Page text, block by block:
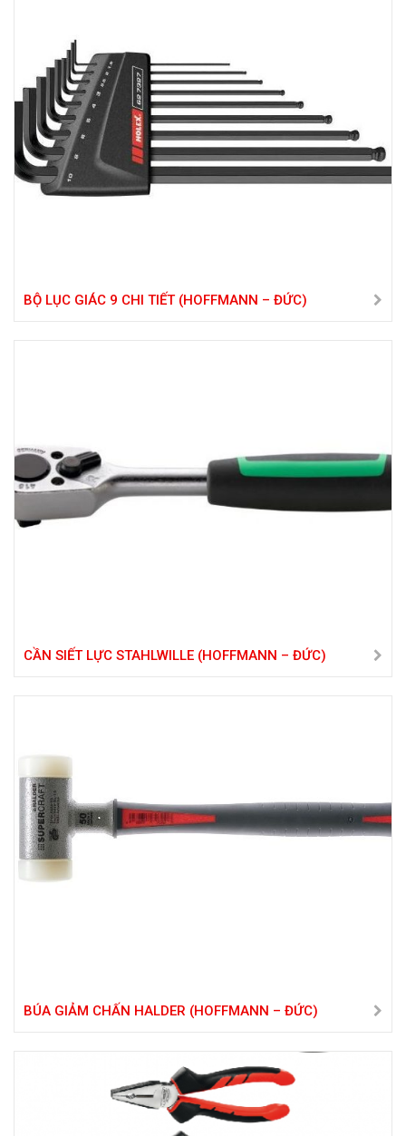
BỘ LỤC GIÁC 9 CHI TIẾT (HOFFMANN – ĐỨC)
CẦN SIẾT LỰC STAHLWILLE (HOFFMANN – ĐỨC)
BÚA GIẢM CHẤN HALDER (HOFFMANN – ĐỨC)